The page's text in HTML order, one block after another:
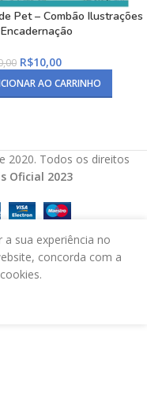
Pet – Combão Ilustrações
R$10,00
AO CARRINHO
2020. Todos os direitos
Oficial 2023
sua experiência no
concorda com a